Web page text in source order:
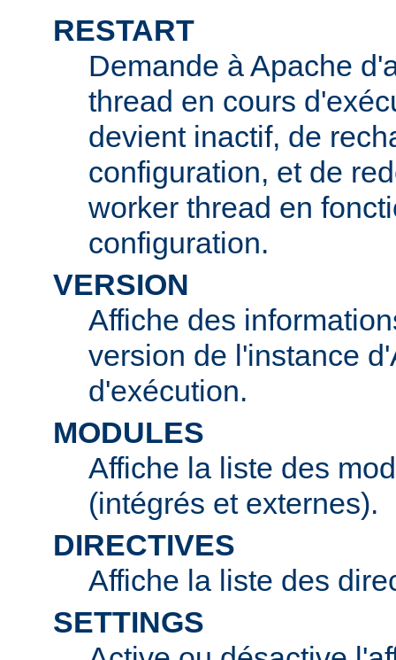
RESTART
Demande à Apache
thread en cours
devient inactif, de
configuration, et de
worker thread en
configuration.
VERSION
Affiche des
version de l'instance
d'exécution.
MODULES
Affiche la liste des
(intégrés et externes).
DIRECTIVES
Affiche la liste des
SETTINGS